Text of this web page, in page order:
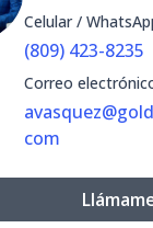
Celular /
(809) 423-8235
Correo
com